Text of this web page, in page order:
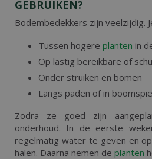
GEBRUIKEN?
Bodembedekkers zijn veelzijdig.
Tussen hogere planten in
Op lastig bereikbare of
Onder struiken en bomen
Langs paden of in
Zodra ze goed zijn
onderhoud. In de eerste
regelmatig water te geven en
halen. Daarna nemen de planten